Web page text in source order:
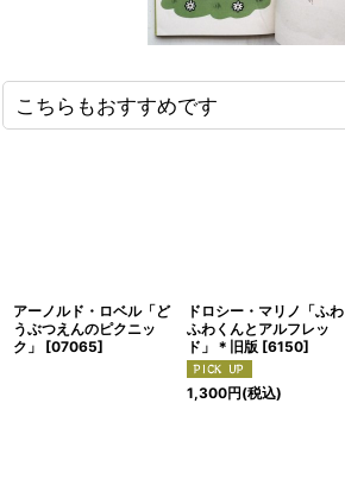
こちらもおすすめです
アーノルド・ロベル「ど
うぶつえんのピクニッ
ク」
[07065]
ドロシー・マリノ「ふわ
ふわくんとアルフレッ
ド」＊旧版 [6150]
1,300円(税込)